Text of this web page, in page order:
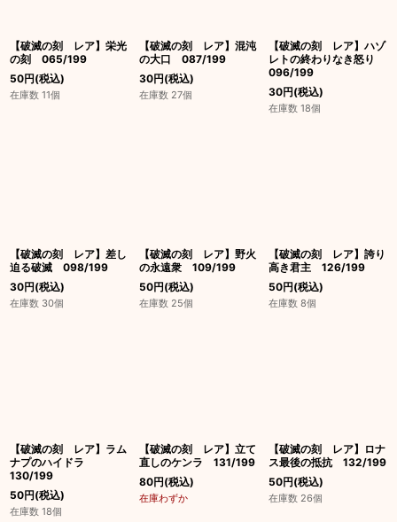
【破滅の刻 レア】栄光
の刻 065/199
50円(税込)
在庫数 11個
【破滅の刻 レア】混沌
の大口 087/199
30円(税込)
在庫数 27個
【破滅の刻 レア】ハゾ
レトの終わりなき怒り
096/199
30円(税込)
在庫数 18個
【破滅の刻 レア】差し
迫る破滅 098/199
30円(税込)
在庫数 30個
【破滅の刻 レア】野火
の永遠衆 109/199
50円(税込)
在庫数 25個
【破滅の刻 レア】誇り
高き君主 126/199
50円(税込)
在庫数 8個
【破滅の刻 レア】ラム
ナプのハイドラ
130/199
50円(税込)
在庫数 18個
【破滅の刻 レア】立て
直しのケンラ 131/199
80円(税込)
在庫わずか
【破滅の刻 レア】ロナ
ス最後の抵抗 132/199
50円(税込)
在庫数 26個